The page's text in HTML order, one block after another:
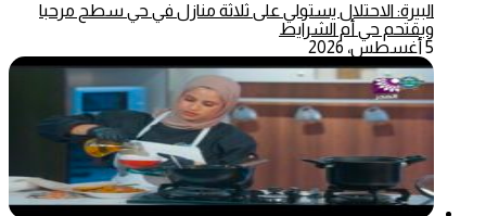
البيرة: الاحتلال يستولي على ثلاثة منازل في حي سطح مرحبا
ويقتحم حي أم الشرايط
5 أغسطس، 2026